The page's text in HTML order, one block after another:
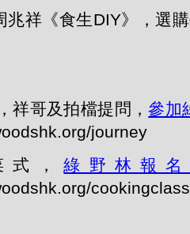
兆祥《食生DIY》，選
祥哥及拍檔提問，參加
journey
式，綠野林報